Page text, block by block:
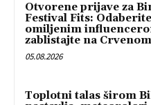
Otvorene prijave za
Festival Fits:
omiljenim
zablistajte na
05.08.2026
Toplotni talas širom